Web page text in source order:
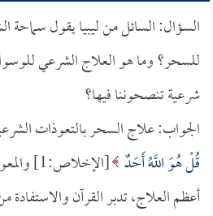
السؤال: السائل من ليبيا يقول سماحة
للسحر؟ وما هو العلاج الشرعي
شرعية تنصحوننا فيها؟
الجواب: علاج السحر بالتعوذات
قُلْ هُوَ اللَّهُ أَحَدٌ
أعظم العلاج، تدبر القرآن والاستفادة